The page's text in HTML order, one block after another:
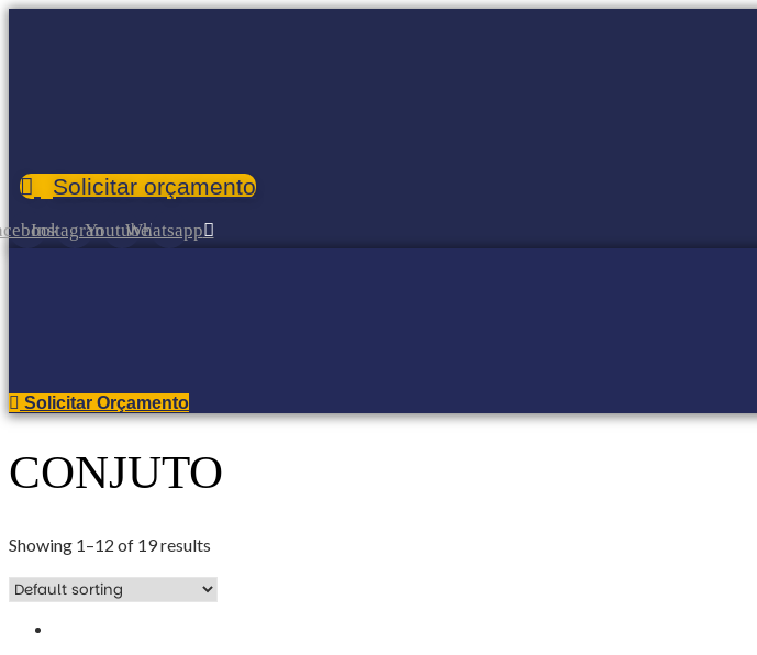
Solicitar orçamento
InstagramYoutubeWhatsapp
Solicitar Orçamento
CONJUTO
Showing 1–12 of 19 results